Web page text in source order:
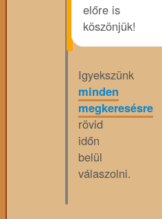
előre is
köszönjük!
Igyekszünk
minden
megkeresésre
rövid
időn
belül
válaszolni.